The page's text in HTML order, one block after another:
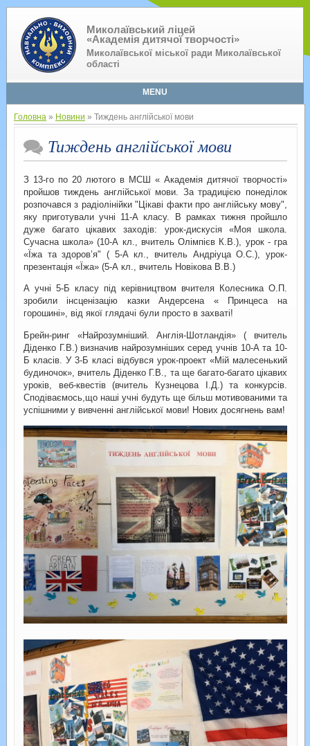
Миколаївський ліцей
«Академія дитячої творчості»
Миколаївської міської ради Миколаївської
області
MENU
Головна» Новини » Тиждень англійської мови
Тиждень англійської мови
З 13-го по 20 лютого в МСШ « Академія дитячої творчості»
пройшов тиждень англійської мови. За традицією понеділок
розпочався з радіолінійки "Цікаві факти про англійську мову",
яку приготували учні 11-А класу. В рамках тижня пройшло
дуже багато цікавих заходів: урок-дискусія «Моя школа.
Сучасна школа» (10-А кл., вчитель Олімпієв К.В.), урок - гра
«Їжа та здоров’я" ( 5-А кл., вчитель Андріуца О.С.), урок-
презентація «Їжа» (5-А кл., вчитель Новікова В.В.)
А учні 5-Б класу під керівництвом вчителя Колесника О.П.
зробили інсценізацію казки Андерсена « Принцеса на
горошині», від якої глядачі були просто в захваті!
Брейн-ринг «Найрозумніший. Англія-Шотландія» ( вчитель
Діденко Г.В.) визначив найрозумніших серед учнів 10-А та 10-
Б класів. У 3-Б класі відбувся урок-проект «Мій малесенький
будиночок», вчитель Діденко Г.В., та ще багато-багато цікавих
уроків, веб-квестів (вчитель Кузнецова І.Д.) та конкурсів.
Сподіваємось,що наші учні будуть ще більш мотивованими та
успішними у вивченні англійської мови! Нових досягнень вам!